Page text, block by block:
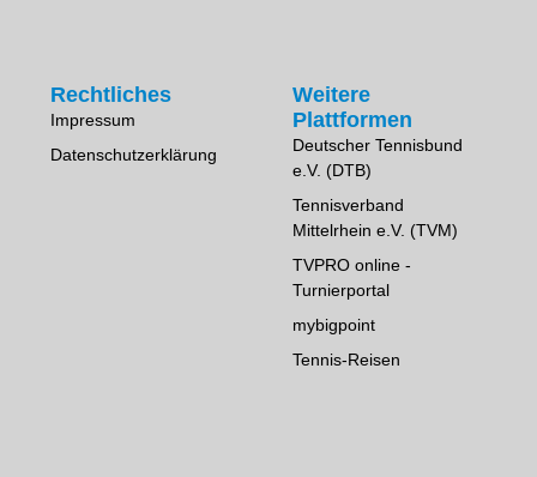
Weitere
Plattformen
Deutscher Tennisbund
e.V. (DTB)
Tennisverband
Mittelrhein e.V. (TVM)
TVPRO online -
Turnierportal
mybigpoint
Tennis-Reisen
Rechtliches
Impressum
Datenschutzerklärung